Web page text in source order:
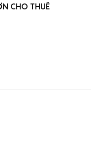
CHO THUÊ